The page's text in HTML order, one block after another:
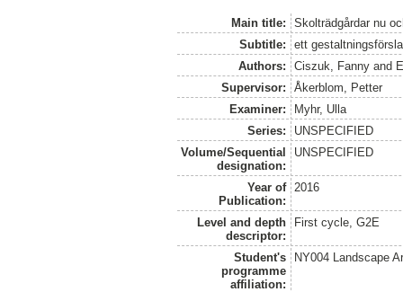
Main title:
Skolträdgårdar nu
Subtitle:
ett
Authors:
Ciszuk, Fanny and
Supervisor:
Åkerblom, Petter
Examiner:
Myhr, Ulla
Series:
UNSPECIFIED
Volume/Sequential
designation:
UNSPECIFIED
Year of
Publication:
2016
Level and depth
descriptor:
First cycle, G2E
Student's
programme
affiliation:
NY004 Landscape